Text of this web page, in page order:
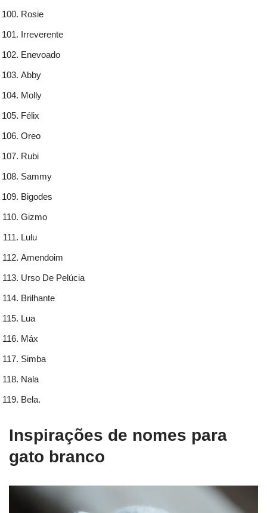
Rosie
Irreverente
Enevoado
Abby
Molly
Félix
Oreo
Rubi
Sammy
Bigodes
Gizmo
Lulu
Amendoim
Urso De Pelúcia
Brilhante
Lua
Máx
Simba
Nala
Bela.
Inspirações de nomes para
gato branco